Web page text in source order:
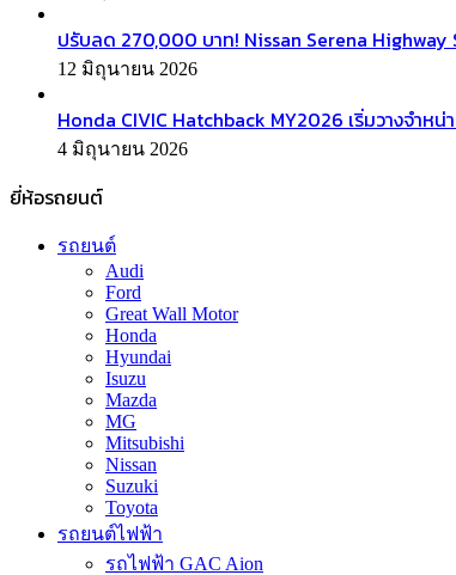
ปรับลด 270,000 บาท! Nissan Serena Highway
12 มิถุนายน 2026
Honda CIVIC Hatchback MY2026 เริ่มวางจำห
4 มิถุนายน 2026
ยี่ห้อรถยนต์
รถยนต์
Audi
Ford
Great Wall Motor
Honda
Hyundai
Isuzu
Mazda
MG
Mitsubishi
Nissan
Suzuki
Toyota
รถยนต์ไฟฟ้า
รถไฟฟ้า GAC Aion